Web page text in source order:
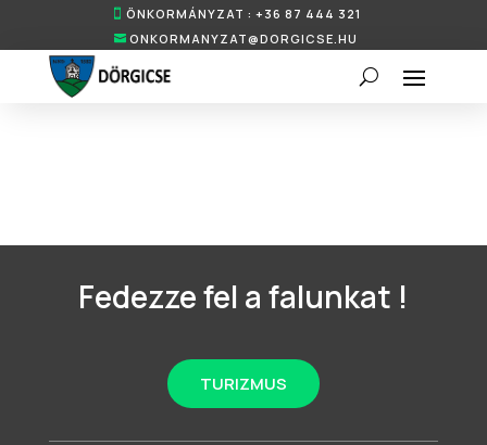
ÖNKORMÁNYZAT : +36 87 444 321
ONKORMANYZAT@DORGICSE.HU
Fedezze fel a falunkat !
TURIZMUS